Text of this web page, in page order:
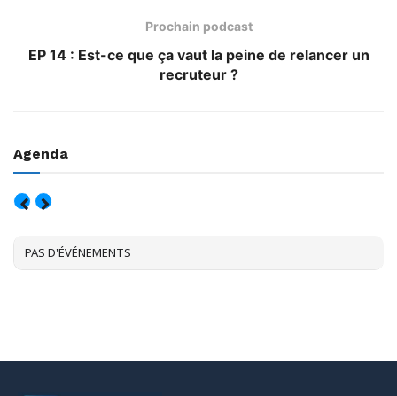
Prochain podcast
EP 14 : Est-ce que ça vaut la peine de relancer un
recruteur ?
Agenda
PAS D'ÉVÉNEMENTS